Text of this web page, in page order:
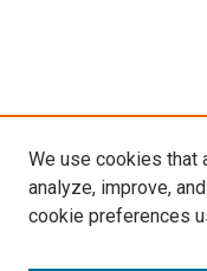
We use cookies that
analyze, improve,
cookie preferences